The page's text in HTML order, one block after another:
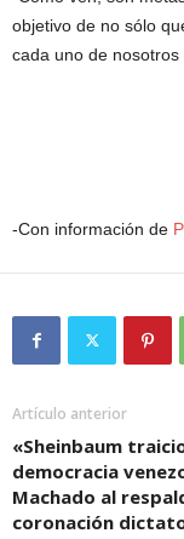
objetivo de no sólo
cada uno de nosotros
-Con información de
Artículo anterior
«Sheinbaum
democracia
Machado al
coronación